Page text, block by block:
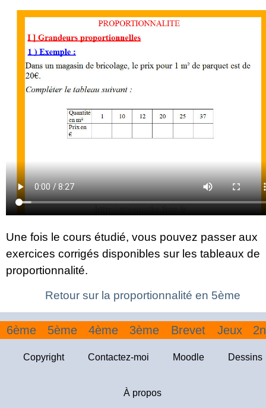
Une fois le cours étudié, vous pouvez passer aux
exercices corrigés disponibles sur les tableaux de
proportionnalité.
Retour sur la proportionnalité en 5ème
6ème 5ème 4ème 3ème Brevet Jeux
Copyright Contactez-moi Moodle Dessins
À propos